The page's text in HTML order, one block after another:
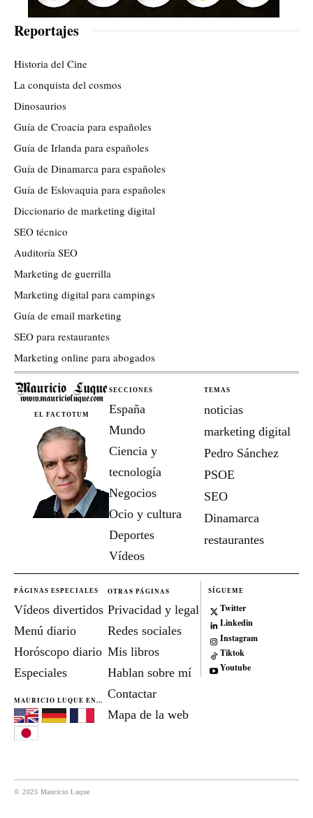
Reportajes
Historia del Cine
La conquista del cosmos
Dinosaurios
Guía de Croacia para españoles
Guía de Irlanda para españoles
Guía de Dinamarca para españoles
Guía de Eslovaquia para españoles
Diccionario de marketing digital
SEO técnico
Auditoría SEO
Marketing de guerrilla
Marketing digital para campings
Guía de email marketing
SEO para restaurantes
Marketing online para abogados
EL FACTOTUM
SECCIONES
España
Mundo
Ciencia y
tecnología
Negocios
Ocio y cultura
Deportes
Vídeos
TEMAS
noticias
marketing digital
Pedro Sánchez
PSOE
SEO
Dinamarca
restaurantes
PÁGINAS ESPECIALES
Vídeos divertidos
Menú diario
Horóscopo diario
Especiales
MAURICIO LUQUE EN...
OTRAS PÁGINAS
Privacidad y legal
Redes sociales
Mis libros
Hablan sobre mí
Contactar
Mapa de la web
SÍGUEME
Twitter
Linkedin
Instagram
Tiktok
Youtube
© 2025 Mauricio Luque